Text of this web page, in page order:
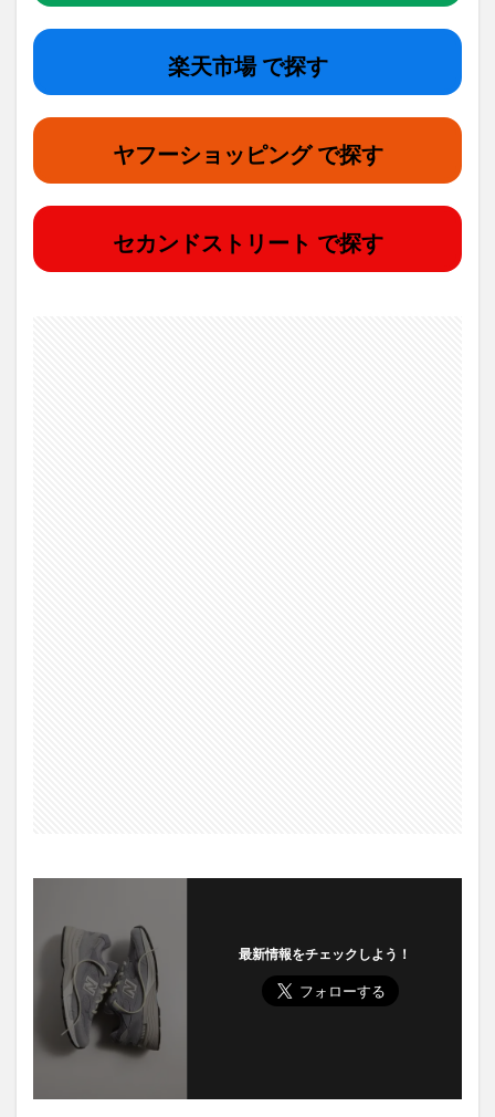
楽天市場 で探す
ヤフーショッピング で探す
セカンドストリート で探す
最新情報をチェックしよう！